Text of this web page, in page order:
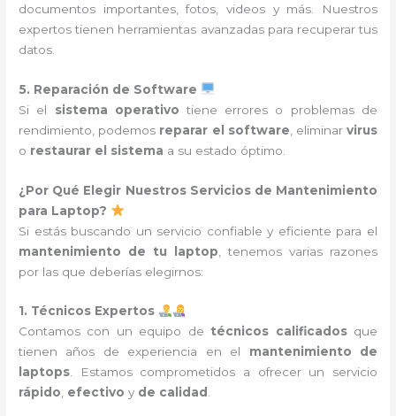
documentos importantes, fotos, videos y más. Nuestros
expertos tienen herramientas avanzadas para recuperar tus
datos.
5. Reparación de Software
Si el sistema operativo tiene errores o problemas de
rendimiento, podemos reparar el software , eliminar virus
o restaurar el sistema a su estado óptimo.
¿Por Qué Elegir Nuestros Servicios de Mantenimiento
para Laptop?
Si estás buscando un servicio confiable y eficiente para el
mantenimiento de tu laptop , tenemos varias razones
por las que deberías elegirnos:
1. Técnicos Expertos
Contamos con un equipo de técnicos calificadosque
tienen años de experiencia en el mantenimiento de
laptops. Estamos comprometidos a ofrecer un servicio
rápido, efectivo y de calidad .